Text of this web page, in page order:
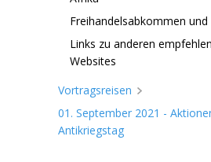
Freihandelsabkommen
Links zu anderen
Websites
Vortragsreisen
01. September 2021 -
Antikriegstag